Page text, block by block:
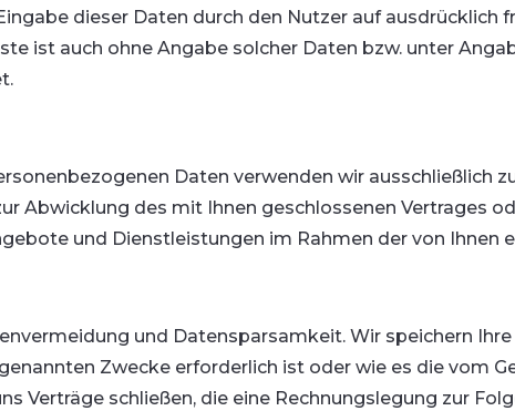
dieser Daten durch den Nutzer auf ausdrücklich
ist auch ohne Angabe solcher Daten bzw. unter
Daten verwenden wir ausschließlich
Abwicklung des mit Ihnen geschlossenen Vertrages
und Dienstleistungen im Rahmen der von Ihnen
und Datensparsamkeit. Wir speichern
Zwecke erforderlich ist oder wie es die vom
Verträge schließen, die eine Rechnungslegung zur